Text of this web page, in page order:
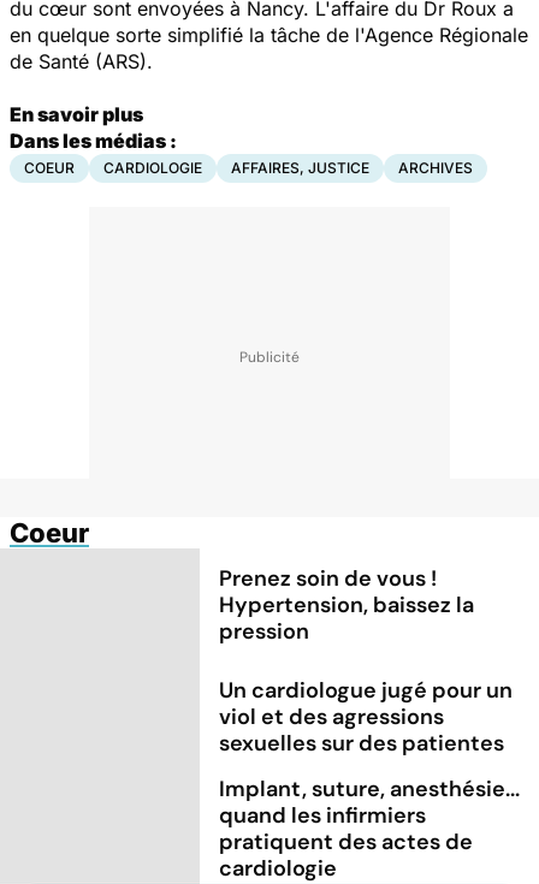
du cœur sont envoyées à Nancy. L'affaire du Dr Roux a
en quelque sorte simplifié la tâche de l'Agence Régionale
de Santé (ARS).
En savoir plus
Dans les médias :
COEUR CARDIOLOGIE AFFAIRES, JUSTICE ARCHIVES
Coeur
Prenez soin de vous !
Hypertension, baissez la
pression
Un cardiologue jugé pour un
viol et des agressions
sexuelles sur des patientes
Implant, suture, anesthésie...
quand les infirmiers
pratiquent des actes de
cardiologie